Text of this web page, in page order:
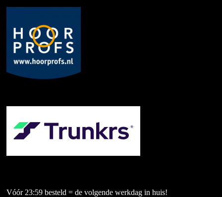
Vóór 23:59 besteld = de volgende werkdag in huis!